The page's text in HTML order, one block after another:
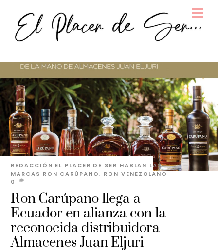
content
Ron Carúpano llega a
Ecuador en alianza con la
reconocida distribuidora
Almacenes Juan Eljuri
REDACCIÓN EL PLACER DE SER HABLAN LAS
MARCAS RON CARÚPANO, RON VENEZOLANO
0